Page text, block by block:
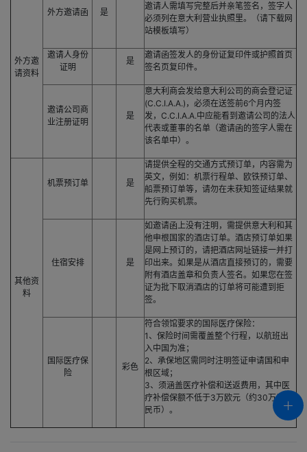
外方邀
请资料
外方邀请函 是
邀请人需填写完整后并亲笔签名，签字人
必须列在意大利营业执照里。（请下载网
站模板填写）
邀请人身份
证明
是
邀请函签发人的身份证复印件或护照首页
签名页复印件。
邀请公司商
业注册证明
是
意大利商会发给意大利公司的商会登记证
(C.C.I.A.A.)，必须在送签前6个月内签
发，C.C.I.A.A.中应能看到邀请公司的法人
代表或董事的名单（邀请函的签字人需在
该名单中）。
其他资
料
机票预订单 是
请提供全程的交通方式预订单，内容需为
英文，例如：机票行程单、欧铁预订单、
船票预订单等，请勿在未获知签证结果就
先行购买机票。
住宿安排 是
如邀请函上没有注明，需提供意大利和其
他申根国家的酒店订单。酒店预订单如果
是网上预订的，请把酒店网址链接一并打
印出来。如果是从酒店直接预订的，需要
附有酒店盖章和负责人签名。如果您在签
证为批下取消酒店的订单将可能遭到拒
签。
国际医疗保
险
彩色
符合领馆要求的国际医疗保险：
1、保险时间需覆盖整个行程，以航班出
入中国为准；
2、承保地区需同时注明签证申请国和申
根区域；
3、须涵盖医疗补偿和送返费用，其中医
疗补偿保额不低于3万欧元（约30万元人
民币）。